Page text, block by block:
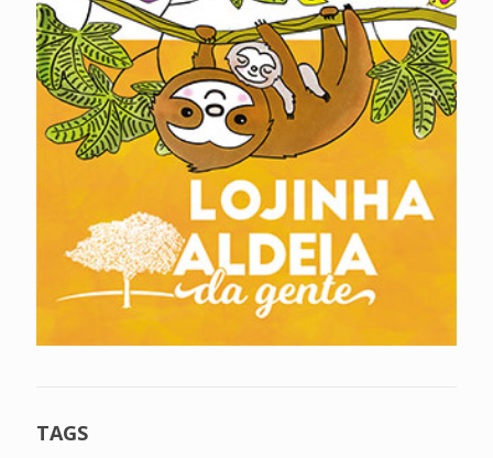
TAGS